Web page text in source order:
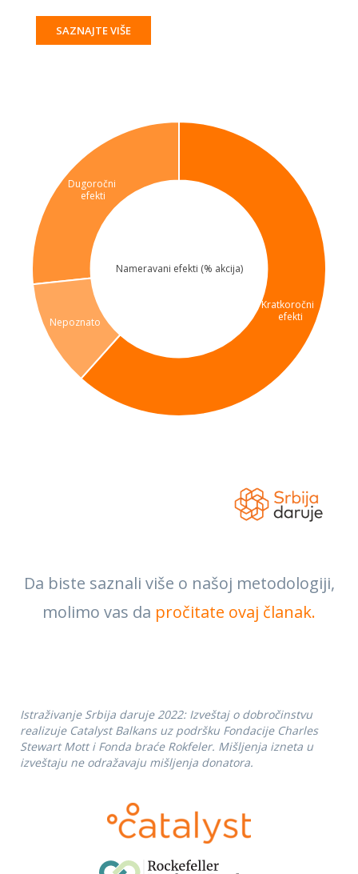
SAZNAJTE VIŠE
Da biste saznali više o našoj metodologiji,
molimo vas da pročitate ovaj članak.
Istraživanje Srbija daruje 2022: Izveštaj o dobročinstvu
realizuje Catalyst Balkans uz podršku Fondacije Charles
Stewart Mott i Fonda braće Rokfeler. Mišljenja izneta u
izveštaju ne odražavaju mišljenja donatora.